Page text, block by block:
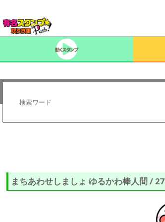
まちあわせしましょ ゆるかわ棒人間 / 27